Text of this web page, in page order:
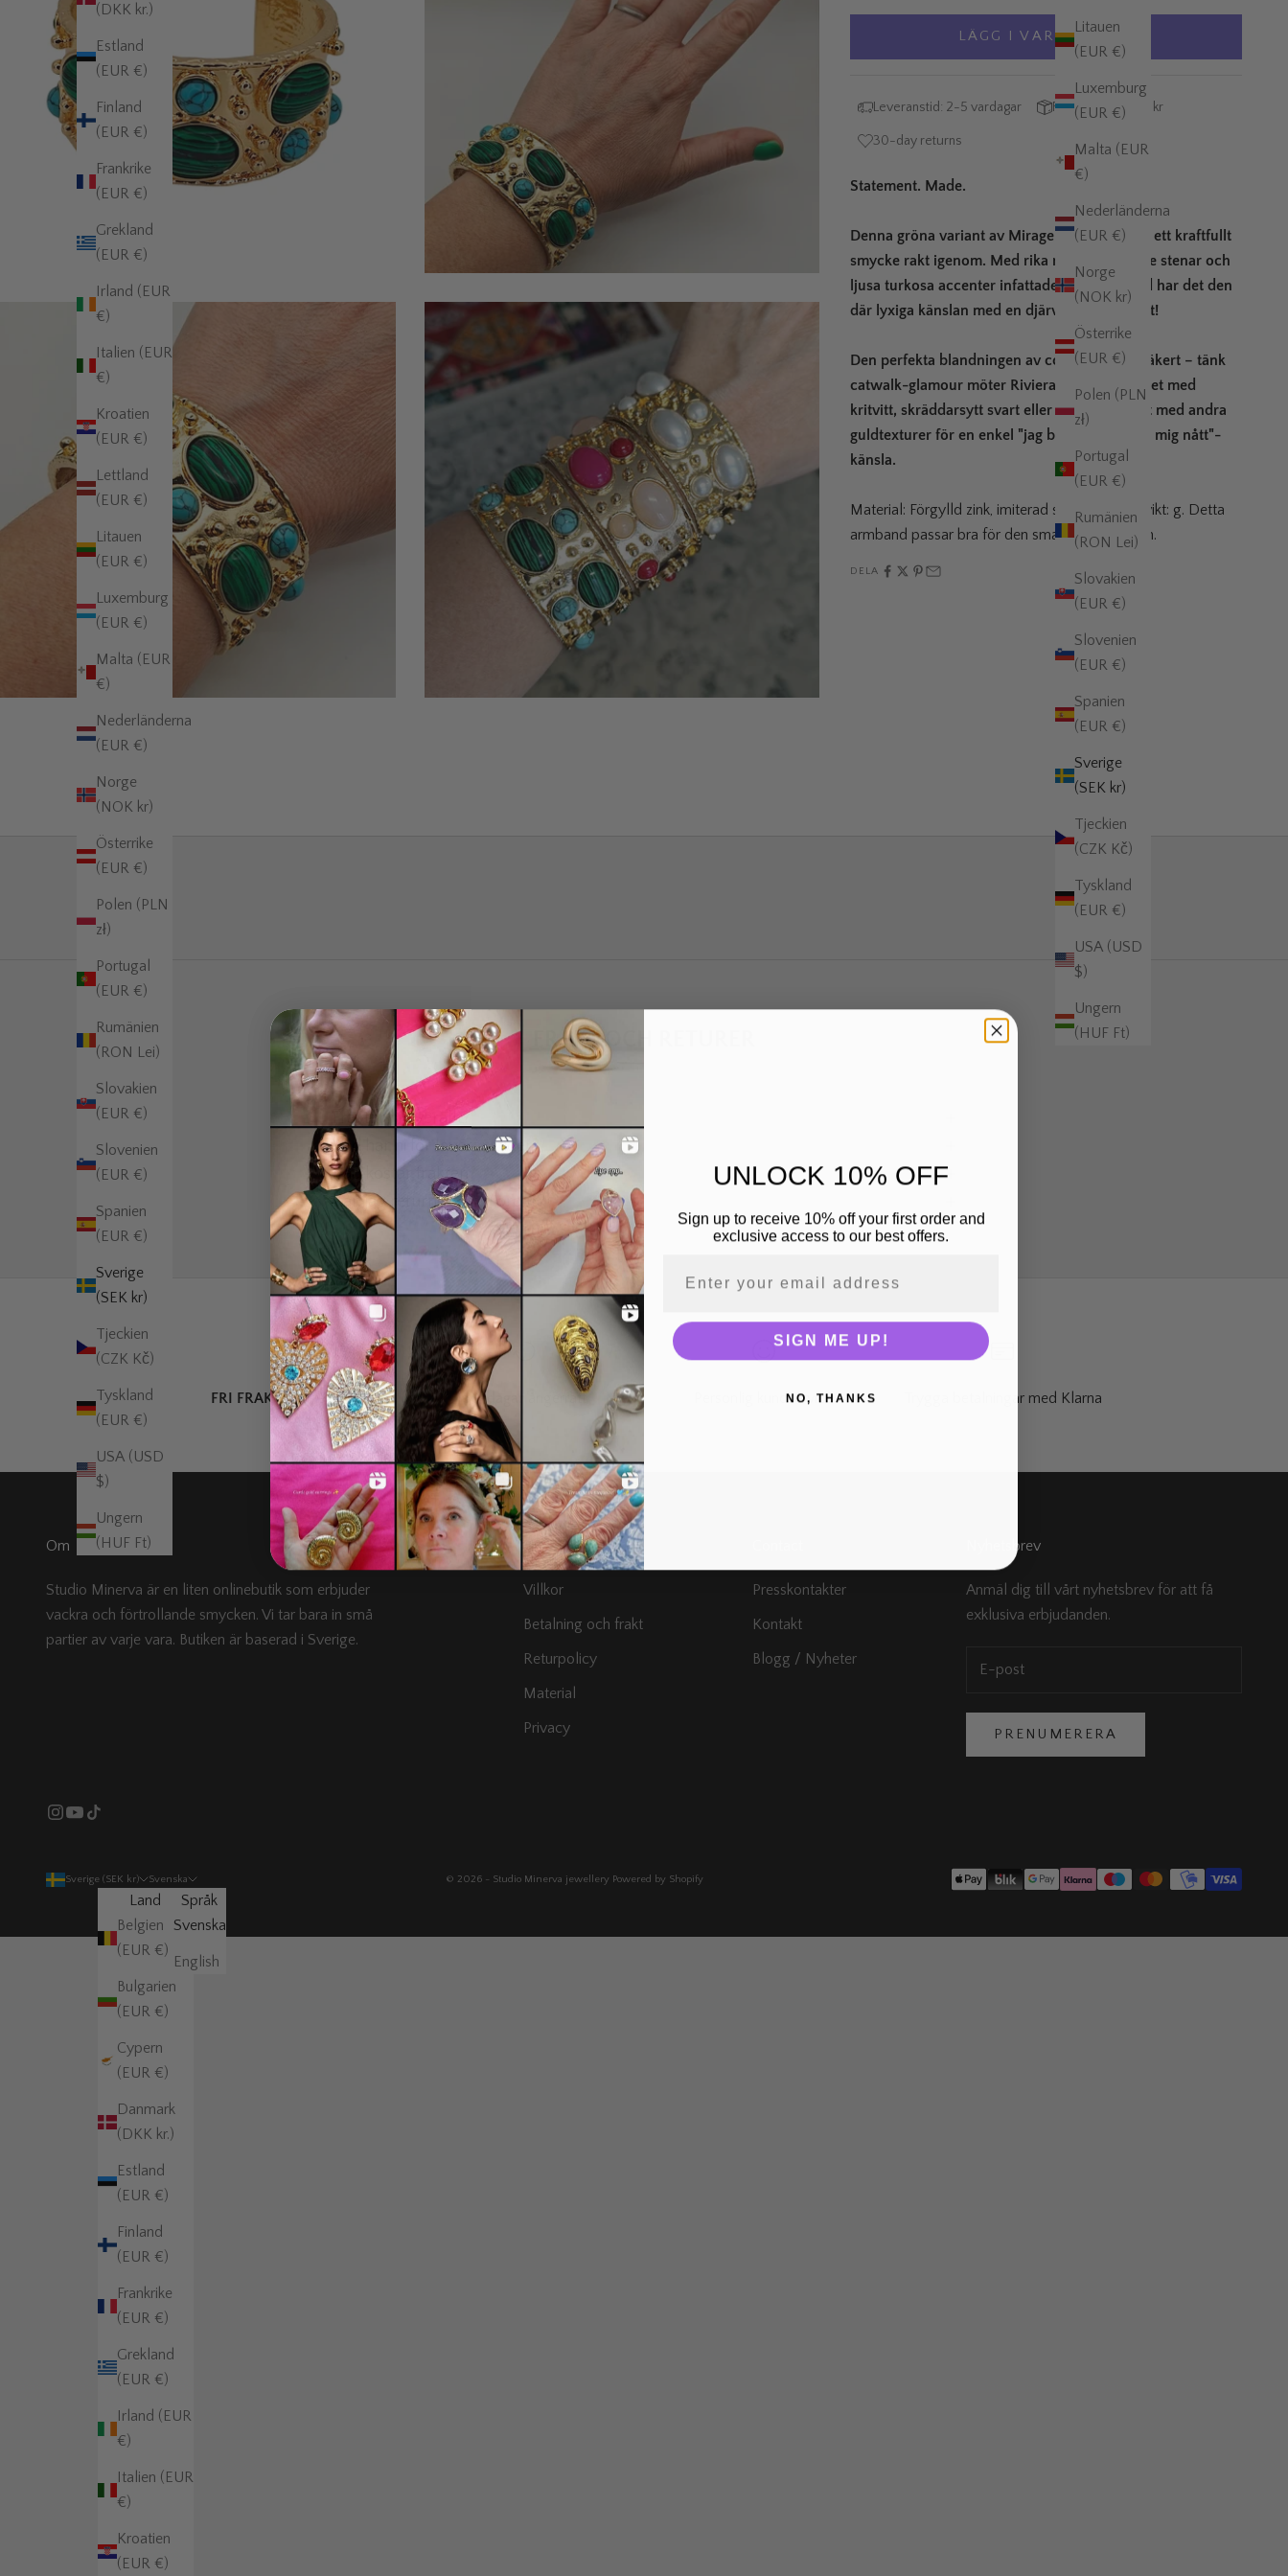
Litauen
(EUR €)
Luxemburg
(EUR €)
Malta (EUR
€)
Nederländerna
(EUR €)
Norge
(NOK kr)
Österrike
(EUR €)
Polen (PLN
zł)
Portugal
(EUR €)
Rumänien
(RON Lei)
Slovakien
(EUR €)
Slovenien
(EUR €)
Spanien
(EUR €)
Sverige
(SEK kr)
Tjeckien
(CZK Kč)
Tyskland
(EUR €)
USA (USD
$)
Ungern
(HUF Ft)
(DKK kr.)
Estland
(EUR €)
Finland
(EUR €)
Frankrike
(EUR €)
Grekland
(EUR €)
Irland (EUR
€)
Italien (EUR
€)
Kroatien
(EUR €)
Lettland
(EUR €)
Litauen
(EUR €)
Luxemburg
(EUR €)
Malta (EUR
€)
Nederländerna
(EUR €)
Norge
(NOK kr)
Österrike
(EUR €)
Polen (PLN
zł)
Portugal
(EUR €)
Rumänien
(RON Lei)
Slovakien
(EUR €)
Slovenien
(EUR €)
Spanien
(EUR €)
Sverige
(SEK kr)
Tjeckien
(CZK Kč)
Tyskland
(EUR €)
USA (USD
$)
Ungern
(HUF Ft)
LÄGG I VARUKORGEN
Leveranstid: 2-5 vardagar Fri frakt över 995 kr
30-day returns
Statement. Made.
Denna gröna variant av Mirage-armbandet är ett kraftfullt
smycke rakt igenom. Med rika malakitliknande stenar och
ljusa turkosa accenter infattade i glansigt guld har det den
där lyxiga känslan med en djärv, modern twist!
Den perfekta blandningen av coolt och självsäkert – tänk
catwalk-glamour möter Riviera-jetset. Styla det med
kritvitt, skräddarsytt svart eller kombinera det med andra
guldtexturer för en enkel "jag bara slängde på mig nått"-
känsla.
Material: Förgylld zink, imiterad sten. Storlek: , vikt: g. Detta
armband passar bra för den smalare handleden.
DELA
FRAKT OCH RETURER
Fraktar ni överallt?
Vad har ni för leveranstider?
Vad kostar frakten?
Kan jag returnera min order?
FRI FRAKTöver 995 kr 30-dagar ångerrätt Personlig kundservice Trygga betalningar med Klarna
Om
Studio Minerva är en liten onlinebutik som erbjuder
vackra och förtrollande smycken. Vi tar bara in små
partier av varje vara. Butiken är baserad i Sverige.
Customer services
Villkor
Betalning och frakt
Returpolicy
Material
Privacy
Presskontakter
Kontakt
Blogg / Nyheter
Nyhetsbrev
Anmäl dig till vårt nyhetsbrev för att få
exklusiva erbjudanden.
PRENUMERERA
Sverige (SEK kr)
Land
Belgien
(EUR €)
Bulgarien
(EUR €)
Cypern
(EUR €)
Danmark
(DKK kr.)
Estland
(EUR €)
Finland
(EUR €)
Frankrike
(EUR €)
Grekland
(EUR €)
Irland (EUR
€)
Italien (EUR
€)
Kroatien
(EUR €)
Svenska
Språk
Svenska
English
© 2026 - Studio Minerva jewellery Powered by Shopify
UNLOCK 10% OFF
Sign up to receive 10% off your first order and
exclusive access to our best offers.
SIGN ME UP!
NO, THANKS